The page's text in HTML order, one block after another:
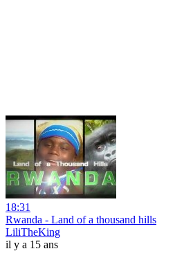
18:31
Rwanda - Land of a thousand hills
LiliTheKing
il y a 15 ans